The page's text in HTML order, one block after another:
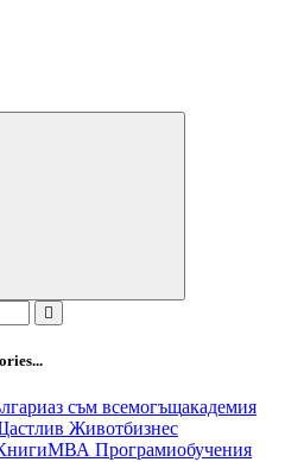
аз съм всемогъщакадемия
Животбизнес
МВА Програмиобучения